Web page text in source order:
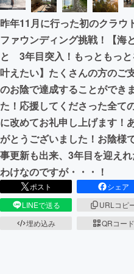
まちづくり・地域
CAMPFIRE for Social
CAMPFIREふるさと
昨年11月に行った初のクラウ
ファウンディング挑戦！【海
と 3年目突入！もっともっと
叶えたい】たくさんの方のご
のお陰で達成することができ
た！応援してくださった全て
に改めてお礼申し上げます！
がとうございました！お陰様
事更新も出来、3年目を迎え
わけなのですが・・・！
ポスト
シェア
LINEで送る
URLコピ
埋め込み
QRコード